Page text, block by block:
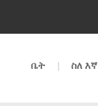
ቤት ስለ እኛ